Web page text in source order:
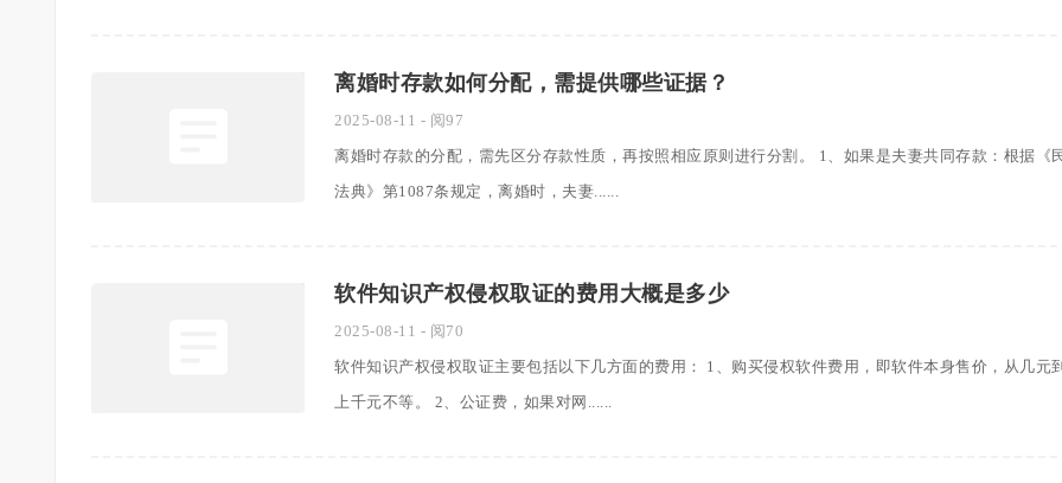
离婚时存款如何分配，需提供哪些证据？
2025-08-11 - 阅97
离婚时存款的分配，需先区分存款性质，再按照相应原则进行分割。 1、如果是夫妻共同存款：根据《
法典》第1087条规定，离婚时，夫妻......
软件知识产权侵权取证的费用大概是多少
2025-08-11 - 阅70
软件知识产权侵权取证主要包括以下几方面的费用： 1、购买侵权软件费用，即软件本身售价，从几元
上千元不等。 2、公证费，如果对网......